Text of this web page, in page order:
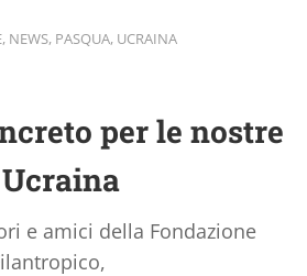
, NEWS, PASQUA, UCRAINA
per le nostre
e amici della Fondazione